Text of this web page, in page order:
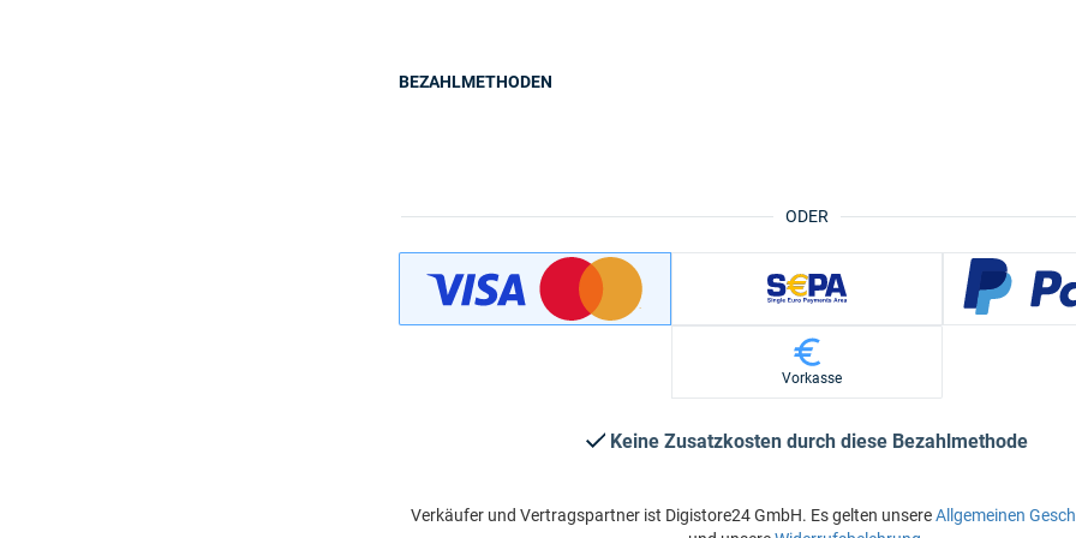
ODER
BEZAHLMETHODEN
Vorkasse
Keine Zusatzkosten durch diese Bezahlmethode
Verkäufer und Vertragspartner ist Digistore24 GmbH. Es gelten unsereAllgemeinen